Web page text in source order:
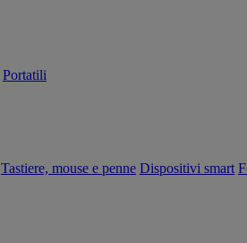
Portatili
Tastiere, mouse e penne Dispositivi smart